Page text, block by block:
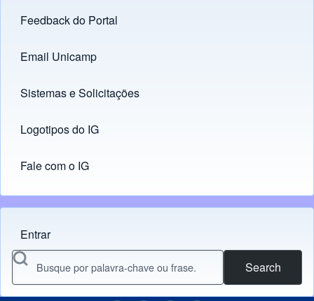
Footer menu
Feedback do Portal
Links
Email Unicamp
(opens in new tab)
Sistemas e Solicitações
(opens in new tab)
Logotipos do IG
(opens in new tab)
Fale com o IG
Menu do usuário
Entrar
Search